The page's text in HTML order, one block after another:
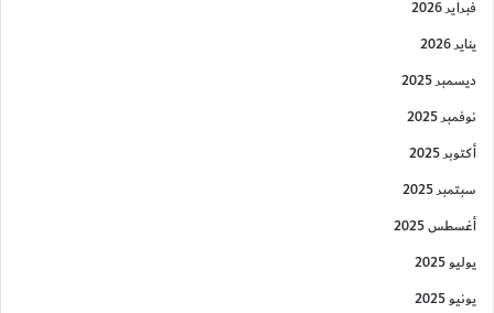
فبراير 2026
يناير 2026
ديسمبر 2025
نوفمبر 2025
أكتوبر 2025
سبتمبر 2025
أغسطس 2025
يوليو 2025
يونيو 2025